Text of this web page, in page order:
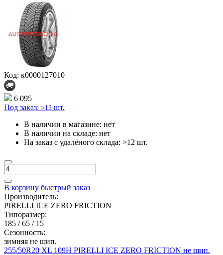
Код: к0000127010
6 095
Под заказ: >12 шт.
В наличии в магазине: нет
В наличии на складе: нет
На заказ с удалёного склада: >12 шт.
В корзину быстрый заказ
Производитель:
PIRELLI ICE ZERO FRICTION
Типоразмер:
185 / 65 / 15
Сезонность:
зимняя не шип.
255/50R20 XL 109H PIRELLI ICE ZERO FRICTION не шип.